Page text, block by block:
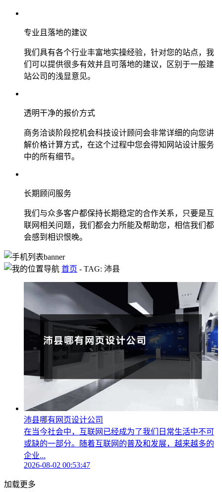
专业且落地的建议
我们具有各个行业丰富地实操经验，针对您的站点，我
们可以提供很多有效并且可落地的建议，区别于一般建
站公司的浅显意见。
透明干净的报价方式
商务洽谈阶段挖机会科技设计顾问会非常详细的向您讲
解价格计算方式，在这个过程中您会得知网站设计服务
中的所有细节。
长期顾问服务
我们与众多客户都保持长期稳定的合作关系，只要是互
联网相关问题，我们都会力所能及帮助您，相信我们都
会感到相识恨晚。
首页 - TAG: 沛县
沛县哪有网页设计公司
在当今社会中，互联网已经成为了我们日常生活中不可
或缺的一部分。随着互联网的普及和发展，越来越多的
企业...
2026-08-02 00:53:47
加载更多